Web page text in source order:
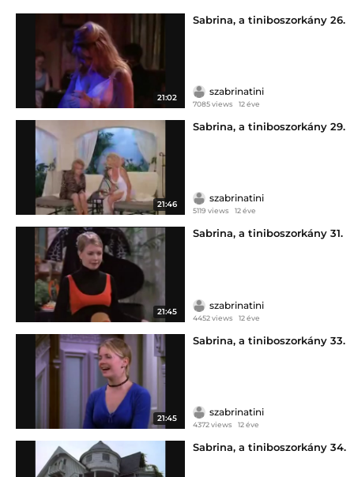
21:02
Sabrina, a tiniboszorkány 26.
szabrinatini
7085 views 12 éve
21:46
Sabrina, a tiniboszorkány 29.
szabrinatini
5119 views 12 éve
21:45
Sabrina, a tiniboszorkány 31.
szabrinatini
4452 views 12 éve
21:45
Sabrina, a tiniboszorkány 33.
szabrinatini
4372 views 12 éve
Sabrina, a tiniboszorkány 34.